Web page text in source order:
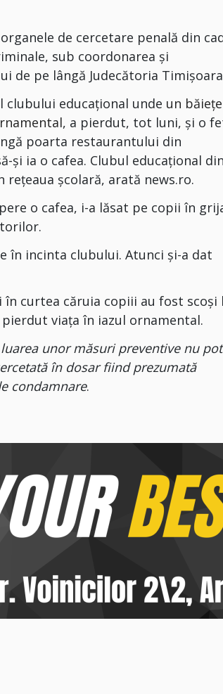
de cercetare penală din
sub coordonarea și
de pe lângă Judecătoria
clubului educaţional unde un
, a pierdut, tot luni, şi o
poarta restaurantului din
și ia o cafea. Clubul educaţional
şcolară, arată news.ro.
o cafea, i-a lăsat pe copii în
în incinta clubului. Atunci şi-a dat
curtea căruia copiii au fost scoşi
viaţa în iazul ornamental.
unor măsuri preventive nu
în dosar fiind prezumată
condamnare.